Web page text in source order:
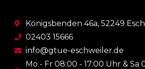
Königsbenden 46a, 52249
02403 15666
info@gtue-eschweiler.de
Mo - Fr 08:00 - 17:00 Uhr & Sa